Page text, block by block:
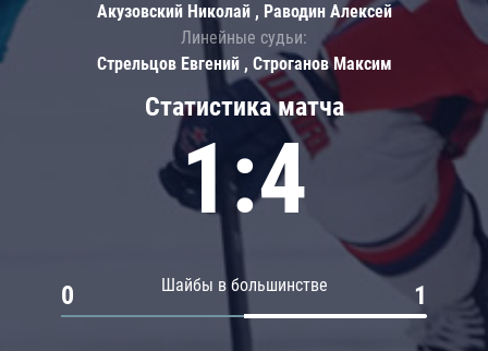
Статистика матча
1:4
Шайбы в большинстве
0 1
Акузовский Николай , Раводин Алексей
Линейные судьи:
Стрельцов Евгений , Строганов Максим